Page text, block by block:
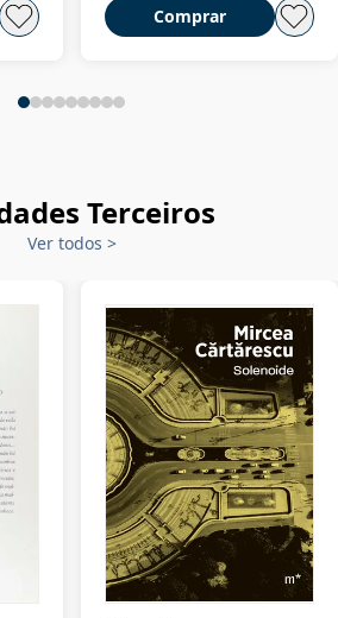
Comprar
Terceiros
Ver todos >